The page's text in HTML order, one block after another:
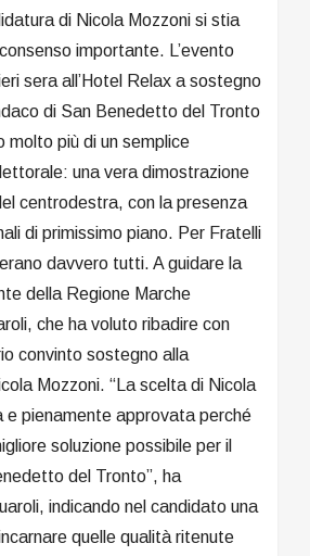
di Nicola Mozzoni si stia
importante. L’evento
sera all’Hotel Relax a sostegno
di San Benedetto del Tronto
molto più di un semplice
una vera dimostrazione
centrodestra, con la presenza
di primissimo piano. Per Fratelli
davvero tutti. A guidare la
della Regione Marche
che ha voluto ribadire con
convinto sostegno alla
Mozzoni. “La scelta di Nicola
e pienamente approvata perché
soluzione possibile per il
del Tronto”, ha
indicando nel candidato una
quelle qualità ritenute